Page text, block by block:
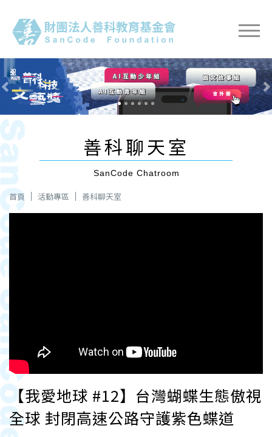
Previous Next
善科聊天室
SanCode Chatroom
首頁 活動專區 善科聊天室
【我愛地球 #12】台灣蝴蝶生態傲視
全球 封閉高速公路守護紫色蝶道